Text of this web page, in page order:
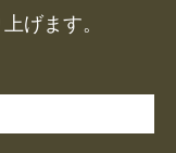
げます。